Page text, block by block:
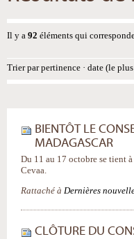
Il y a 92 éléments qui
Trier par pertinence · date (le
BIENTÔT LE
MADAGASCAR
Du 11 au 17 octobre se tient
Cevaa.
Rattaché à Dernières
CLÔTURE DU